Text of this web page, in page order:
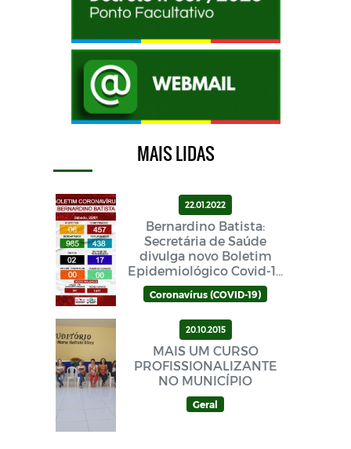
MAIS LIDAS
22.01.2022
Bernardino Batista:
Secretária de Saúde
divulga novo Boletim
Epidemiológico Covid-19
neste sábado (22/01)
Coronavírus (COVID-19)
20.10.2015
MAIS UM CURSO
PROFISSIONALIZANTE
NO MUNICÍPIO
Geral